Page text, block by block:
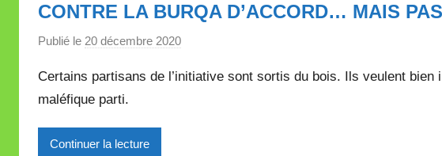
CONTRE LA BURQA D’ACCORD… MAIS
Publié le 20 décembre 2020
r
Certains partisans de l’initiative sont sortis du bois. Ils veulent
maléfique parti.
Continuer la lecture